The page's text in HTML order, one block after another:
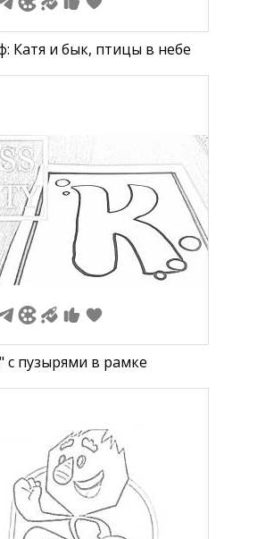
Катя и бык, птицы в небе
с пузырями в рамке